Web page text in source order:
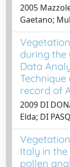
2005
Gaetano;
during the
Data
record of
2009 DI
Elda; DI
Italy in
pollen